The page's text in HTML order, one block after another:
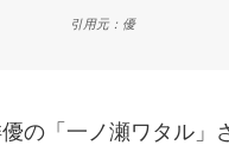
引用元：優
の「一ノ瀬ワタル」